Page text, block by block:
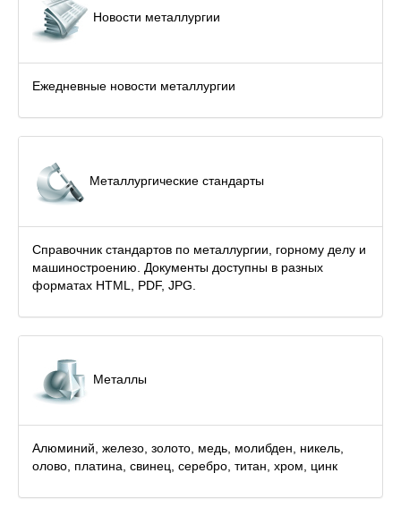
Новости металлургии
Ежедневные новости металлургии
Металлургические стандарты
Справочник стандартов по металлургии, горному делу и
машиностроению. Документы доступны в разных
форматах HTML, PDF, JPG.
Металлы
Алюминий, железо, золото, медь, молибден, никель,
олово, платина, свинец, серебро, титан, хром, цинк